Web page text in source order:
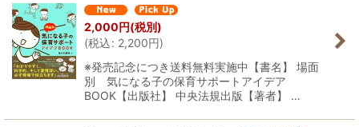
2,000 円(税別)
(税込: 2,200円)
※発売記念につき送料無料実施中【書名】 場面
別 気になる子の保育サポートアイデア
BOOK【出版社】 中央法規出版【著者】 …